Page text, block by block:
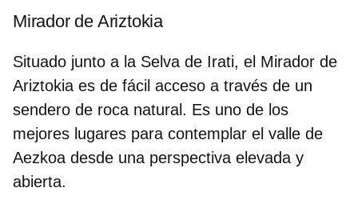
Mirador de Ariztokia
Situado junto a la Selva de Irati, el Mirador de
Ariztokia es de fácil acceso a través de un
sendero de roca natural. Es uno de los
mejores lugares para contemplar el valle de
Aezkoa desde una perspectiva elevada y
abierta.